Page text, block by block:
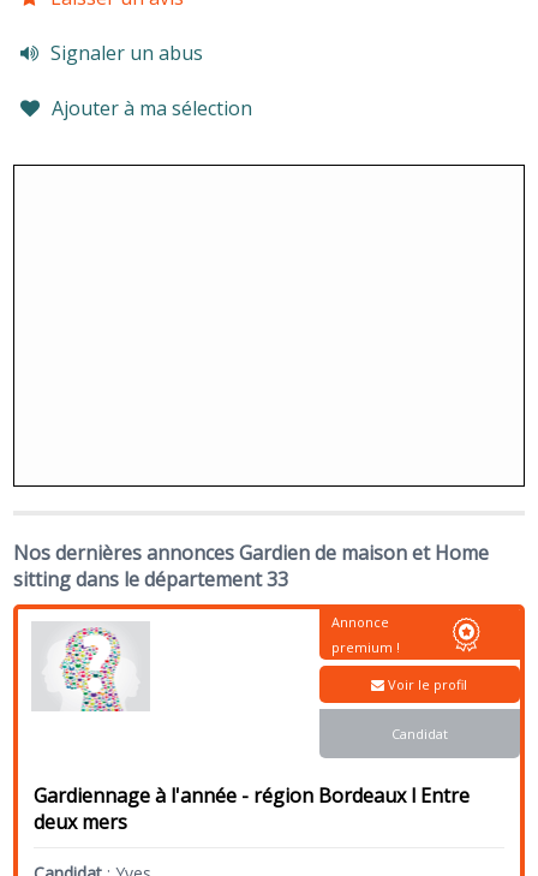
Signaler un abus
Ajouter à ma sélection
Nos dernières annonces Gardien de maison et Home
sitting dans le département 33
Gardiennage à l'année - région Bordeaux l Entre
deux mers
Annonce
premium !
Voir le profil
Candidat